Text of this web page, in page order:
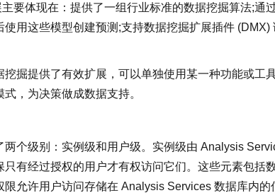
要体现在：提供了一组行业标准的数据挖掘算法;通
用这些模型创建预测;支持数据挖掘扩展插件
挖掘提供了有效扩展，可以单独使用某一种功能或工
，为决策做成数据支持。
两个级别：实例级和用户级。实例级由 Analysis
只有经过授权的用户才有权访问它们。这些元素包括
限允许用户访问存储在 Analysis Services 数据库内